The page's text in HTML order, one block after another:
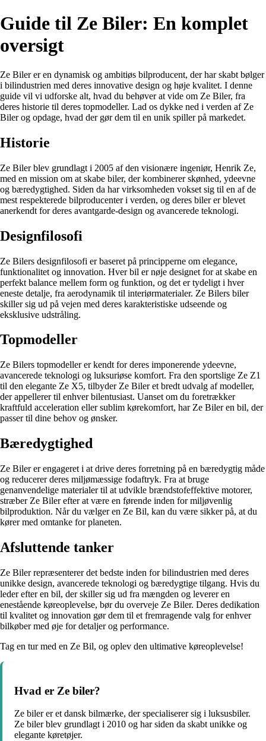
Guide til Ze Biler: En komplet
oversigt
Ze Biler er en dynamisk og ambitiøs bilproducent, der har skabt bølger
i bilindustrien med deres innovative design og høje kvalitet. I denne
guide vil vi udforske alt, hvad du behøver at vide om Ze Biler, fra
deres historie til deres topmodeller. Lad os dykke ned i verden af Ze
Biler og opdage, hvad der gør dem til en unik spiller på markedet.
Historie
Ze Biler blev grundlagt i 2005 af den visionære ingeniør, Henrik Ze,
med en mission om at skabe biler, der kombinerer skønhed, ydeevne
og bæredygtighed. Siden da har virksomheden vokset sig til en af de
mest respekterede bilproducenter i verden, og deres biler er blevet
anerkendt for deres avantgarde-design og avancerede teknologi.
Designfilosofi
Ze Bilers designfilosofi er baseret på principperne om elegance,
funktionalitet og innovation. Hver bil er nøje designet for at skabe en
perfekt balance mellem form og funktion, og det er tydeligt i hver
eneste detalje, fra aerodynamik til interiørmaterialer. Ze Bilers biler
skiller sig ud på vejen med deres karakteristiske udseende og
eksklusive udstråling.
Topmodeller
Ze Bilers topmodeller er kendt for deres imponerende ydeevne,
avancerede teknologi og luksuriøse komfort. Fra den sportslige Ze Z1
til den elegante Ze X5, tilbyder Ze Biler et bredt udvalg af modeller,
der appellerer til enhver bilentusiast. Uanset om du foretrækker
kraftfuld acceleration eller sublim kørekomfort, har Ze Biler en bil, der
passer til dine behov og ønsker.
Bæredygtighed
Ze Biler er engageret i at drive deres forretning på en bæredygtig måde
og reducerer deres miljømæssige fodaftryk. Fra at bruge
genanvendelige materialer til at udvikle brændstofeffektive motorer,
stræber Ze Biler efter at være en førende inden for miljøvenlig
bilproduktion. Når du vælger en Ze Bil, kan du være sikker på, at du
kører med omtanke for planeten.
Afsluttende tanker
Ze Biler repræsenterer det bedste inden for bilindustrien med deres
unikke design, avancerede teknologi og bæredygtige tilgang. Hvis du
leder efter en bil, der skiller sig ud fra mængden og leverer en
enestående køreoplevelse, bør du overveje Ze Biler. Deres dedikation
til kvalitet og innovation gør dem til et fremragende valg for enhver
bilkøber med øje for detaljer og performance.
Tag en tur med en Ze Bil, og oplev den ultimative køreoplevelse!
Hvad er Ze biler?
Ze biler er et dansk bilmærke, der specialiserer sig i luksusbiler.
Ze biler blev grundlagt i 2010 og har siden da skabt unikke og
elegante køretøjer.